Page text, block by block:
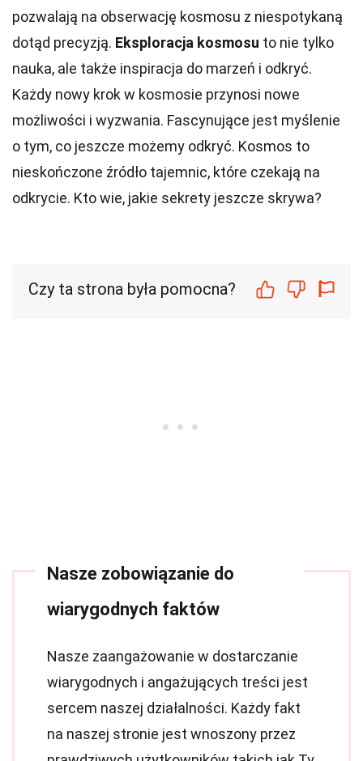
pozwalają na obserwację kosmosu z niespotykaną
dotąd precyzją. Eksploracja kosmosu to nie tylko
nauka, ale także inspiracja do marzeń i odkryć.
Każdy nowy krok w kosmosie przynosi nowe
możliwości i wyzwania. Fascynujące jest myślenie
o tym, co jeszcze możemy odkryć. Kosmos to
nieskończone źródło tajemnic, które czekają na
odkrycie. Kto wie, jakie sekrety jeszcze skrywa?
Czy ta strona była pomocna?
Nasze zobowiązanie do
wiarygodnych faktów
Nasze zaangażowanie w dostarczanie
wiarygodnych i angażujących treści jest
sercem naszej działalności. Każdy fakt
na naszej stronie jest wnoszony przez